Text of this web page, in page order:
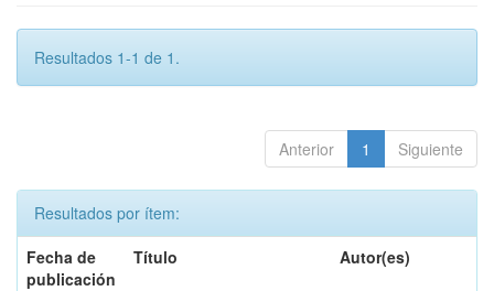
Resultados 1-1 de 1.
Anterior 1 Siguiente
Resultados por ítem:
Fecha de
publicación
Título Autor(es)